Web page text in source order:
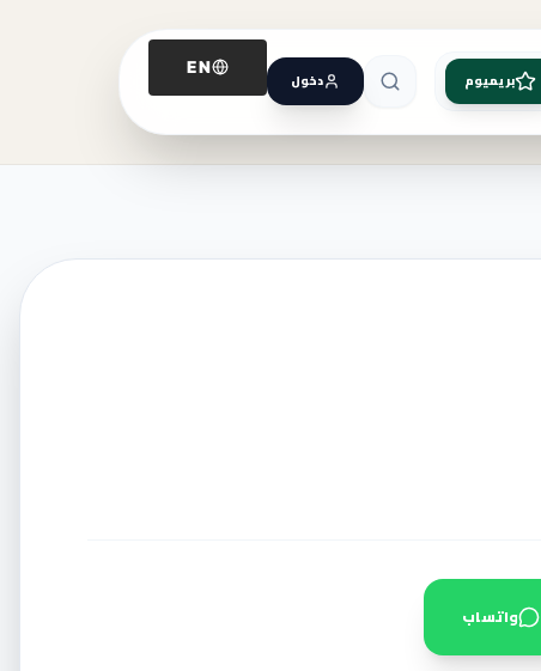
بريميوم دخول
EN
واتساب